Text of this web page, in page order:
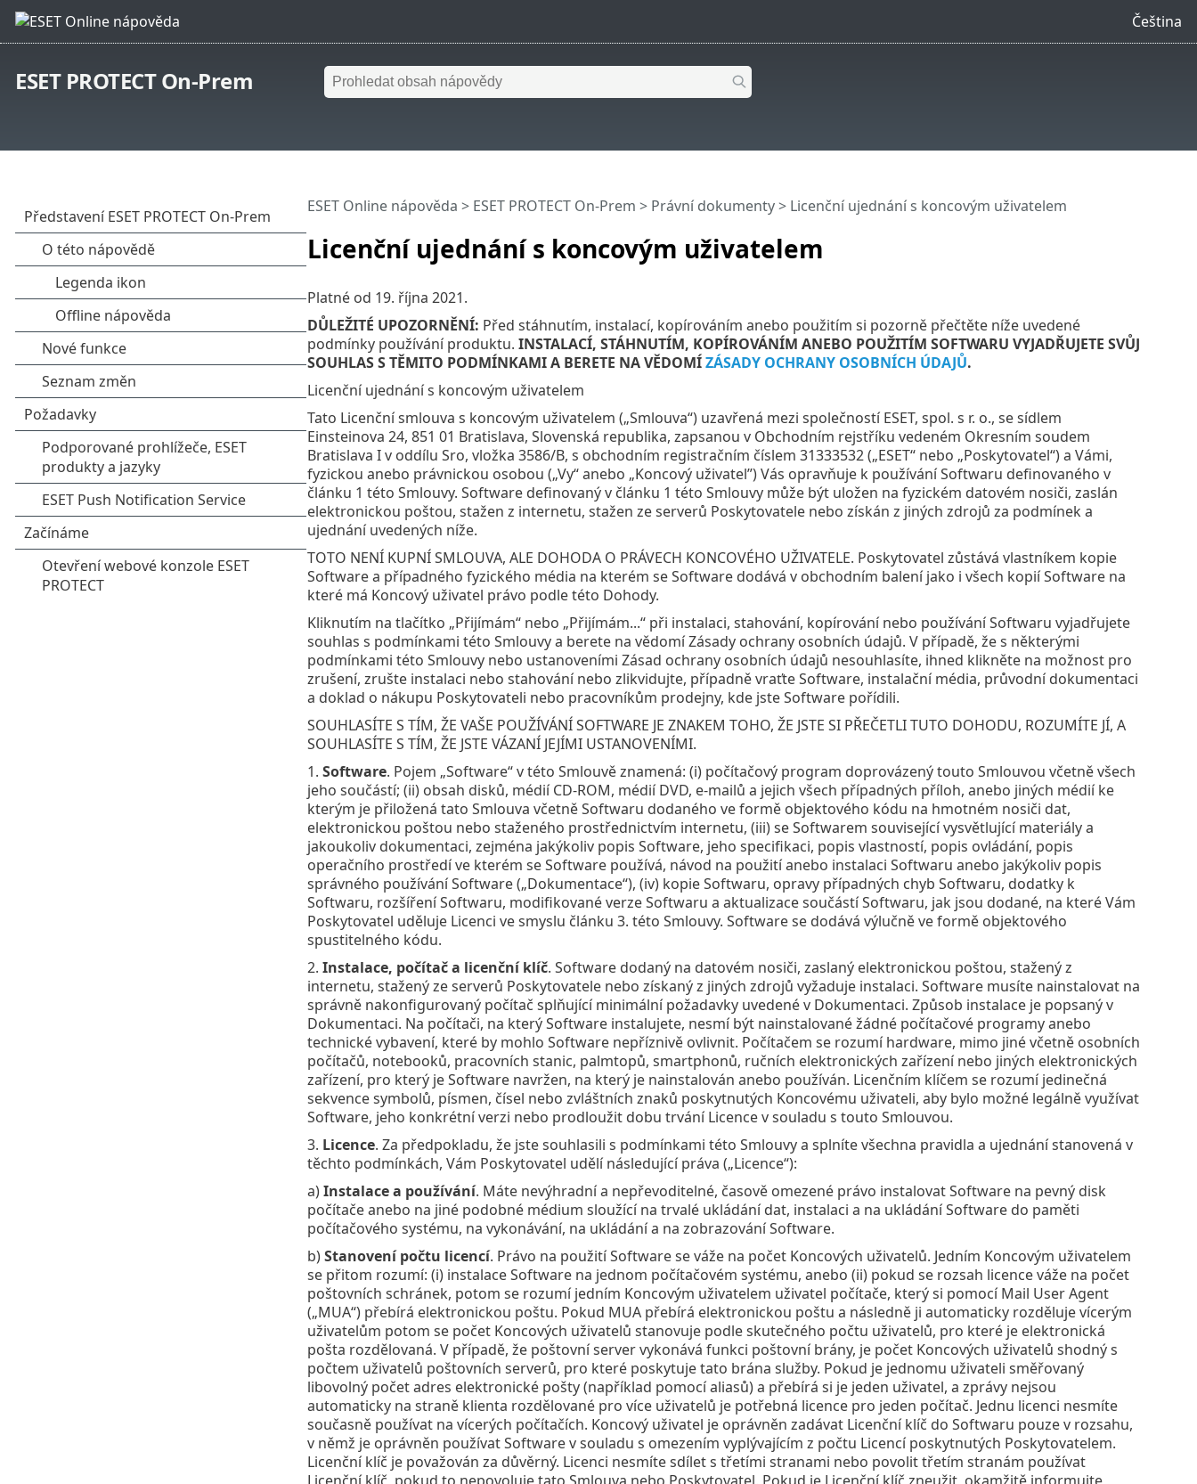
Čeština
ESET PROTECT On-Prem
Licenční ujednání s koncovým uživatelem
ESET Online nápověda > ESET PROTECT On-Prem > Právní dokumenty> Licenční ujednání s koncovým uživatelem
Platné od 19. října 2021.
DŮLEŽITÉ UPOZORNĚNÍ: Před stáhnutím, instalací, kopírováním anebo použitím si pozorně přečtěte níže uvedené
podmínky používání produktu. INSTALACÍ, STÁHNUTÍM, KOPÍROVÁNÍM ANEBO POUŽITÍM SOFTWARU VYJADŘUJETE SVŮJ
SOUHLAS S TĚMITO PODMÍNKAMI A BERETE NA VĚDOMÍZÁSADY OCHRANY OSOBNÍCH ÚDAJŮ.
Licenční ujednání s koncovým uživatelem
Tato Licenční smlouva s koncovým uživatelem („Smlouva“) uzavřená mezi společností ESET, spol. s r. o., se sídlem
Einsteinova 24, 851 01 Bratislava, Slovenská republika, zapsanou v Obchodním rejstříku vedeném Okresním soudem
Bratislava I v oddílu Sro, vložka 3586/B, s obchodním registračním číslem 31333532 („ESET“ nebo „Poskytovatel“) a Vámi,
fyzickou anebo právnickou osobou („Vy“ anebo „Koncový uživatel”) Vás opravňuje k používání Softwaru definovaného v
článku 1 této Smlouvy. Software definovaný v článku 1 této Smlouvy může být uložen na fyzickém datovém nosiči, zaslán
elektronickou poštou, stažen z internetu, stažen ze serverů Poskytovatele nebo získán z jiných zdrojů za podmínek a
ujednání uvedených níže.
TOTO NENÍ KUPNÍ SMLOUVA, ALE DOHODA O PRÁVECH KONCOVÉHO UŽIVATELE. Poskytovatel zůstává vlastníkem kopie
Software a případného fyzického média na kterém se Software dodává v obchodním balení jako i všech kopií Software na
které má Koncový uživatel právo podle této Dohody.
Kliknutím na tlačítko „Přijímám“ nebo „Přijímám...“ při instalaci, stahování, kopírování nebo používání Softwaru vyjadřujete
souhlas s podmínkami této Smlouvy a berete na vědomí Zásady ochrany osobních údajů. V případě, že s některými
podmínkami této Smlouvy nebo ustanoveními Zásad ochrany osobních údajů nesouhlasíte, ihned klikněte na možnost pro
zrušení, zrušte instalaci nebo stahování nebo zlikvidujte, případně vraťte Software, instalační média, průvodní dokumentaci
a doklad o nákupu Poskytovateli nebo pracovníkům prodejny, kde jste Software pořídili.
SOUHLASÍTE S TÍM, ŽE VAŠE POUŽÍVÁNÍ SOFTWARE JE ZNAKEM TOHO, ŽE JSTE SI PŘEČETLI TUTO DOHODU, ROZUMÍTE JÍ, A
SOUHLASÍTE S TÍM, ŽE JSTE VÁZANÍ JEJÍMI USTANOVENÍMI.
1. Software. Pojem „Software“ v této Smlouvě znamená: (i) počítačový program doprovázený touto Smlouvou včetně všech
jeho součástí; (ii) obsah disků, médií CD-ROM, médií DVD, e-mailů a jejich všech případných příloh, anebo jiných médií ke
kterým je přiložená tato Smlouva včetně Softwaru dodaného ve formě objektového kódu na hmotném nosiči dat,
elektronickou poštou nebo staženého prostřednictvím internetu, (iii) se Softwarem související vysvětlující materiály a
jakoukoliv dokumentaci, zejména jakýkoliv popis Software, jeho specifikaci, popis vlastností, popis ovládání, popis
operačního prostředí ve kterém se Software používá, návod na použití anebo instalaci Softwaru anebo jakýkoliv popis
správného používání Software („Dokumentace“), (iv) kopie Softwaru, opravy případných chyb Softwaru, dodatky k
Softwaru, rozšíření Softwaru, modifikované verze Softwaru a aktualizace součástí Softwaru, jak jsou dodané, na které Vám
Poskytovatel uděluje Licenci ve smyslu článku 3. této Smlouvy. Software se dodává výlučně ve formě objektového
spustitelného kódu.
2. Instalace, počítač a licenční klíč. Software dodaný na datovém nosiči, zaslaný elektronickou poštou, stažený z
internetu, stažený ze serverů Poskytovatele nebo získaný z jiných zdrojů vyžaduje instalaci. Software musíte nainstalovat na
správně nakonfigurovaný počítač splňující minimální požadavky uvedené v Dokumentaci. Způsob instalace je popsaný v
Dokumentaci. Na počítači, na který Software instalujete, nesmí být nainstalované žádné počítačové programy anebo
technické vybavení, které by mohlo Software nepříznivě ovlivnit. Počítačem se rozumí hardware, mimo jiné včetně osobních
počítačů, notebooků, pracovních stanic, palmtopů, smartphonů, ručních elektronických zařízení nebo jiných elektronických
zařízení, pro který je Software navržen, na který je nainstalován anebo používán. Licenčním klíčem se rozumí jedinečná
sekvence symbolů, písmen, čísel nebo zvláštních znaků poskytnutých Koncovému uživateli, aby bylo možné legálně využívat
Software, jeho konkrétní verzi nebo prodloužit dobu trvání Licence v souladu s touto Smlouvou.
3. Licence. Za předpokladu, že jste souhlasili s podmínkami této Smlouvy a splníte všechna pravidla a ujednání stanovená v
těchto podmínkách, Vám Poskytovatel udělí následující práva („Licence“):
a)Instalace a používání. Máte nevýhradní a nepřevoditelné, časově omezené právo instalovat Software na pevný disk
počítače anebo na jiné podobné médium sloužící na trvalé ukládání dat, instalaci a na ukládání Software do paměti
počítačového systému, na vykonávání, na ukládání a na zobrazování Software.
b)Stanovení počtu licencí. Právo na použití Software se váže na počet Koncových uživatelů. Jedním Koncovým uživatelem
se přitom rozumí: (i) instalace Software na jednom počítačovém systému, anebo (ii) pokud se rozsah licence váže na počet
poštovních schránek, potom se rozumí jedním Koncovým uživatelem uživatel počítače, který si pomocí Mail User Agent
(„MUA“) přebírá elektronickou poštu. Pokud MUA přebírá elektronickou poštu a následně ji automaticky rozděluje vícerým
uživatelům potom se počet Koncových uživatelů stanovuje podle skutečného počtu uživatelů, pro které je elektronická
pošta rozdělovaná. V případě, že poštovní server vykonává funkci poštovní brány, je počet Koncových uživatelů shodný s
počtem uživatelů poštovních serverů, pro které poskytuje tato brána služby. Pokud je jednomu uživateli směřovaný
libovolný počet adres elektronické pošty (například pomocí aliasů) a přebírá si je jeden uživatel, a zprávy nejsou
automaticky na straně klienta rozdělované pro více uživatelů je potřebná licence pro jeden počítač. Jednu licenci nesmíte
současně používat na vícerých počítačích. Koncový uživatel je oprávněn zadávat Licenční klíč do Softwaru pouze v rozsahu,
v němž je oprávněn používat Software v souladu s omezením vyplývajícím z počtu Licencí poskytnutých Poskytovatelem.
Licenční klíč je považován za důvěrný. Licenci nesmíte sdílet s třetími stranami nebo povolit třetím stranám používat